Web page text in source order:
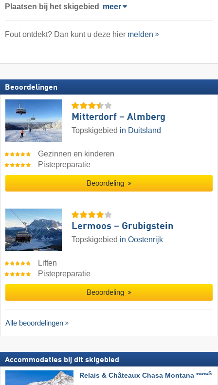
Plaatsen bij het skigebied meer
Fout ontdekt? Dan kunt u deze hier melden
Beoordelingen
Mitterdorf – Almberg
Topskigebied in Duitsland
Gezinnen en kinderen
Pistepreparatie
Beoordeling
Lermoos – Grubigstein
Topskigebied in Oostenrijk
Liften
Pistepreparatie
Beoordeling
Alle beoordelingen
Accommodaties bij dit skigebied
Relais & Châteaux Chasa Montana *****S